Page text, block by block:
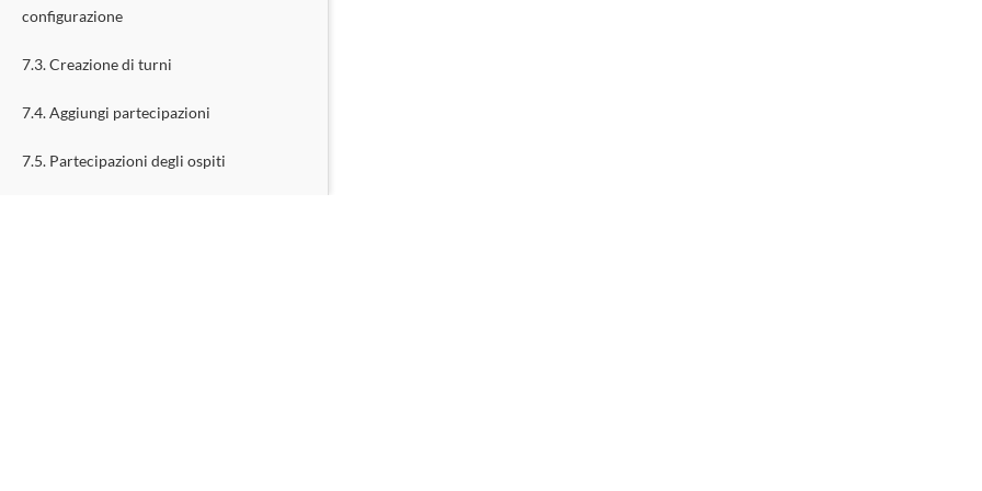
configurazione
7.3. Creazione di turni
7.4. Aggiungi partecipazioni
7.5. Partecipazioni degli ospiti